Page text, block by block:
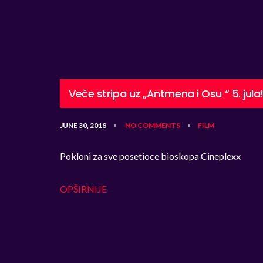
Veče stripa uz „Antmena i Osu “ 5. jula!
JUNE 30, 2018 • NO COMMENTS • FILM
Pokloni za sve posetioce bioskopa Cineplexx
OPŠIRNIJE